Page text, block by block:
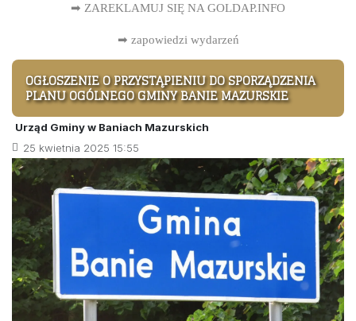
➡ ZAREKLAMUJ SIĘ NA GOLDAP.INFO
➡ zapowiedzi wydarzeń
OGŁOSZENIE O PRZYSTĄPIENIU DO SPORZĄDZENIA
PLANU OGÓLNEGO GMINY BANIE MAZURSKIE
Urząd Gminy w Baniach Mazurskich
25 kwietnia 2025 15:55